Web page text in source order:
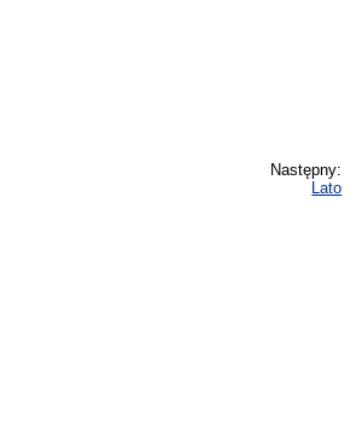
Następny:
Lato